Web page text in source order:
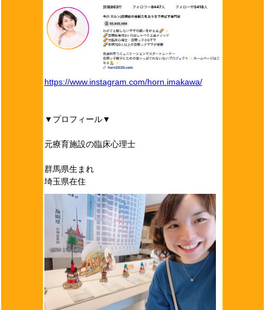
https://www.instagram.com/horn.imakawa/
▼プロフィール▼
元療育施設の臨床心理士
群馬県生まれ
埼玉県在住